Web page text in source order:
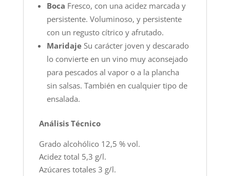
Boca Fresco, con una acidez marcada y
persistente. Voluminoso, y persistente
con un regusto cítrico y afrutado.
MaridajeSu carácter joven y descarado
lo convierte en un vino muy aconsejado
para pescados al vapor o a la plancha
sin salsas. También en cualquier tipo de
ensalada.
Análisis Técnico
Grado alcohólico 12,5 % vol.
Acidez total 5,3 g/l.
Azúcares totales 3 g/l.